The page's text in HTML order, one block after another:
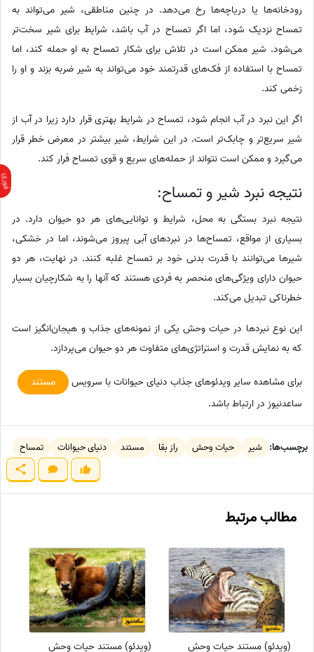
رودخانه‌ها یا دریاچه‌ها رخ می‌دهد. در چنین مناطقی، شیر می‌تواند به
تمساح نزدیک شود، اما اگر تمساح در آب باشد، شرایط برای شیر سخت‌تر
می‌شود. شیر ممکن است در تلاش برای شکار تمساح به او حمله کند، اما
تمساح با استفاده از فک‌های قدرتمند خود می‌تواند به شیر ضربه بزند و او را
زخمی کند.
اگر این نبرد در آب انجام شود، تمساح در شرایط بهتری قرار دارد زیرا در آب از
شیر سریع‌تر و چابک‌تر است. در این شرایط، شیر بیشتر در معرض خطر قرار
می‌گیرد و ممکن است نتواند از حمله‌های سریع و قوی تمساح فرار کند.
نتیجه نبرد شیر و تمساح:
نتیجه نبرد بستگی به محل، شرایط و توانایی‌های هر دو حیوان دارد. در
بسیاری از مواقع، تمساح‌ها در نبردهای آبی پیروز می‌شوند، اما در خشکی،
شیرها می‌توانند با قدرت بدنی خود بر تمساح غلبه کنند. در نهایت، هر دو
حیوان دارای ویژگی‌های منحصر به فردی هستند که آنها را به شکارچیان بسیار
خطرناکی تبدیل می‌کند.
این نوع نبردها در حیات وحش یکی از نمونه‌های جذاب و هیجان‌انگیز است
که به نمایش قدرت و استراتژی‌های متفاوت هر دو حیوان می‌پردازد.
برای مشاهده سایر ویدئوهای جذاب دنیای حیوانات با سرویس
مستند
ساعدنیوز در ارتباط باشد.
برچسب‌ها: شیر حیات وحش راز بقا مستند دنیای حیوانات تمساح
مطالب مرتبط
(ویدئو) مستند حیات وحش (ویدئو) مستند حیات وحش